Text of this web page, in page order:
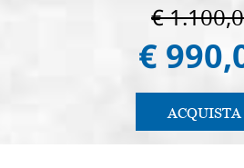
€
€
ACQUISTA